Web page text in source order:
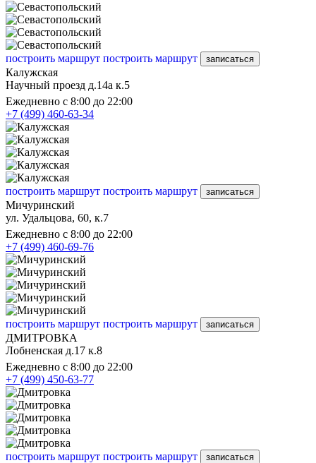
построить маршрут построить маршрут записаться
Калужская
Научный проезд д.14а к.5
Ежедневно с 8:00 до 22:00
+7 (499) 460-63-34
построить маршрут построить маршрут записаться
Мичуринский
ул. Удальцова, 60, к.7
Ежедневно с 8:00 до 22:00
+7 (499) 460-69-76
построить маршрут построить маршрут записаться
ДМИТРОВКА
Лобненская д.17 к.8
Ежедневно с 8:00 до 22:00
+7 (499) 450-63-77
построить маршрут построить маршрут записаться